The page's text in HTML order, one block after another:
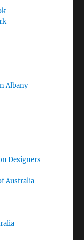
Albany
Designers
Australia